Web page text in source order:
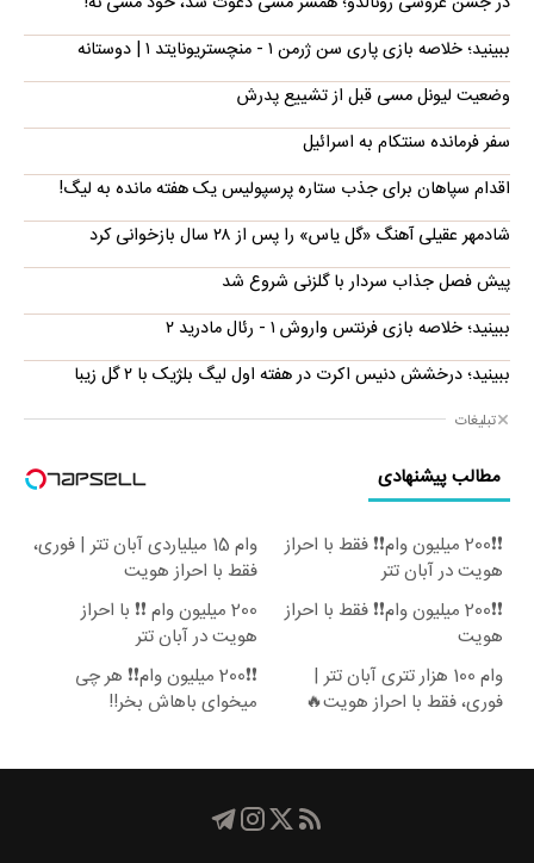
ببینید؛ خلاصه بازی پاری سن ژرمن ۱ - منچستریونایتد ۱ | دوستانه
وضعیت لیونل مسی قبل از تشییع پدرش
سفر فرمانده سنتکام به اسرائیل
اقدام سپاهان برای جذب ستاره پرسپولیس یک هفته مانده به لیگ!
شادمهر عقیلی آهنگ «گل یاس» را پس از ۲۸ سال بازخوانی کرد
پیش فصل جذاب سردار با گلزنی شروع شد
ببینید؛ خلاصه بازی فرنتس واروش ۱ - رئال مادرید ۲
ببینید؛ درخشش دنیس اکرت در هفته اول لیگ بلژیک با ۲ گل زیبا
تبلیغات
مطالب پیشنهادی
❗❗200 میلیون وام❗❗ فقط با احراز
هویت در آبان تتر
وام 15 میلیاردی آبان تتر | فوری،
فقط با احراز هویت
❗❗200 میلیون وام❗❗ فقط با احراز
هویت
200 میلیون وام ❗❗ با احراز
هویت در آبان تتر
وام 100 هزار تتری آبان تتر |
فوری، فقط با احراز هویت🔥
❗❗200 میلیون وام❗❗ هر چی
میخوای باهاش بخر!!